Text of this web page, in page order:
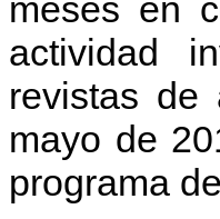
meses en
actividad
revistas de
mayo de
programa